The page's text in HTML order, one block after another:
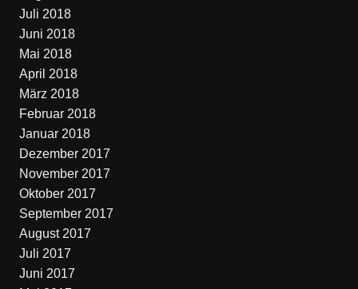
Juli 2018
Juni 2018
Mai 2018
April 2018
März 2018
Februar 2018
Januar 2018
Dezember 2017
November 2017
Oktober 2017
September 2017
August 2017
Juli 2017
Juni 2017